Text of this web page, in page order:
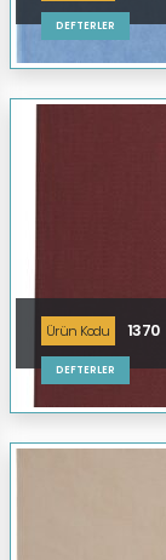
DEFTERLER
Ürün Kodu 1370
DEFTERLER